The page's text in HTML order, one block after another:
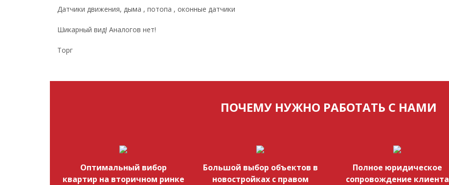
Датчики движения, дыма , потопа , оконные датчики
Шикарный вид! Аналогов нет!
Торг
ПОЧЕМУ НУЖНО РАБОТАТЬ С НАМИ
Оптимальный вибор
квартир на вторичном ринке
Большой выбор объектов в
новостройках с правом
Полное юридическое
сопровождение клиента